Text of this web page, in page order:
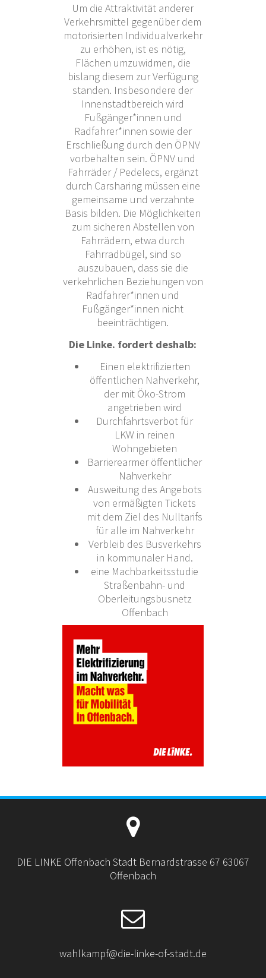
Um die Attraktivität anderer
Verkehrsmittel gegenüber dem
motorisierten Individualverkehr
zu erhöhen, ist es nötig,
Flächen umzuwidmen, die
bislang diesem zur Verfügung
standen. Insbesondere der
Innenstadtbereich wird
Fußgänger*innen und
Radfahrer*innen sowie der
Erschließung durch den ÖPNV
vorbehalten sein. ÖPNV und
Fahrräder / Pedelecs, ergänzt
durch Carsharing müssen eine
gemeinsame und verzahnte
Basis bilden. Die Möglichkeiten
zum sicheren Abstellen von
Fahrrädern, etwa durch
Fahrradbügel, sind so
auszubauen, dass sie die
verkehrlichen Beziehungen von
Radfahrer*innen und
Fußgänger*innen nicht
beeinträchtigen.
Die Linke. fordert deshalb:
Einen elektrifizierten
öffentlichen Nahverkehr,
der mit Öko-Strom
angetrieben wird
Durchfahrtsverbot für
LKW in reinen
Wohngebieten
Barrierearmer öffentlicher
Nahverkehr
Ausweitung des Angebots
von ermäßigten Tickets
mit dem Ziel des Nulltarifs
für alle im Nahverkehr
Verbleib des Busverkehrs
in kommunaler Hand.
eine Machbarkeitsstudie
Straßenbahn- und
Oberleitungsbusnetz
Offenbach
DIE LINKE Offenbach Stadt Bernardstrasse 67 63067
Offenbach
wahlkampf@die-linke-of-stadt.de